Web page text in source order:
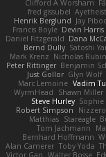
Clifford A Worsham
fred gissubel Ayetheist
Henrik Berglund Jay
Francis Boyle Devin Harris
Daniel Fitzgerald Dana
Bernd Dully Satoshi
Mark Krenz Nicholas Rubin
Peter Rittinger Benjamin
Just Gollor Glyn Wolf
Marc Lemoine Vadim
WyrmHead
Shawn Miller
Steve Hurley
Robert Simpson
Nizzero
Matthias Stareagle
Tom Jachmann
Bernhard Hoffmann
Alan Camerer Toby Yoda
Victor Gan Walter Bosse